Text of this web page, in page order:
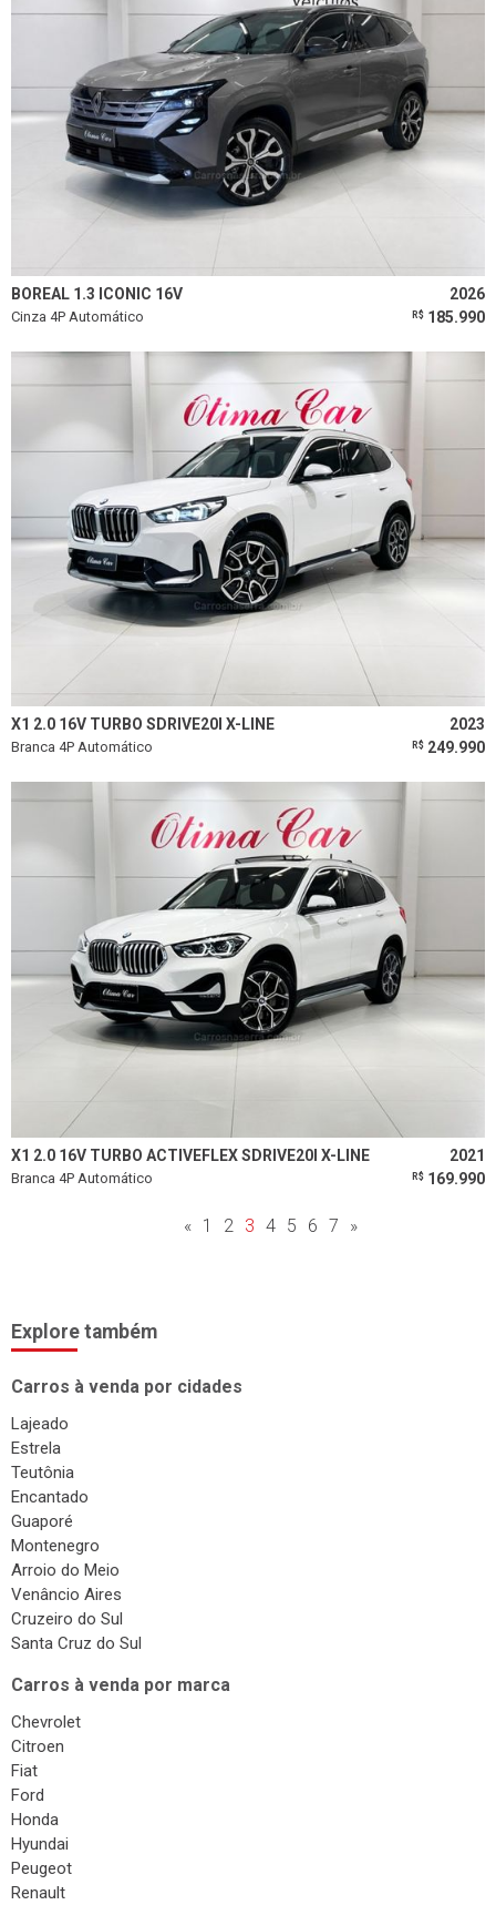
BOREAL 1.3 ICONIC 16V 2026
Cinza 4P Automático R$ 185.990
X1 2.0 16V TURBO SDRIVE20I X-LINE 2023
Branca 4P Automático R$ 249.990
X1 2.0 16V TURBO ACTIVEFLEX SDRIVE20I X-LINE 2021
Branca 4P Automático R$ 169.990
« 1 2 3 4 5 6 7 »
Explore também
Carros à venda por cidades
Lajeado
Estrela
Teutônia
Encantado
Guaporé
Montenegro
Arroio do Meio
Venâncio Aires
Cruzeiro do Sul
Santa Cruz do Sul
Carros à venda por marca
Chevrolet
Citroen
Fiat
Ford
Honda
Hyundai
Peugeot
Renault